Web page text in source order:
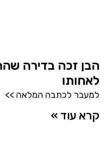
הבן זכה בדירה
לאחותו
למעבר לכתבה המלאה >>
קרא עוד »